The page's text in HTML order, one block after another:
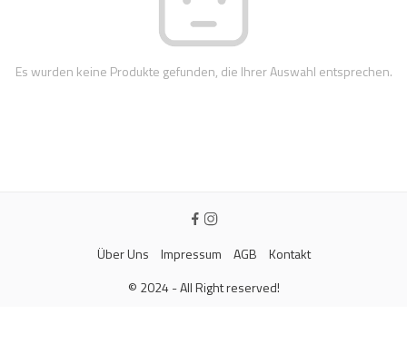
Es wurden keine Produkte gefunden, die Ihrer Auswahl entsprechen.
Über Uns Impressum AGB
Kontakt
© 2024 - All Right reserved!